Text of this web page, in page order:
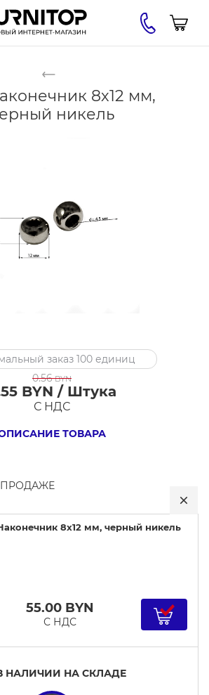
8х12 мм,
никель
заказ 100 единиц
0.56BYN
BYN / Штука
С НДС
ТОВАРА
8х12 мм, черный никель
55.00 BYN
С НДС
НАЛИЧИИ НА СКЛАДЕ